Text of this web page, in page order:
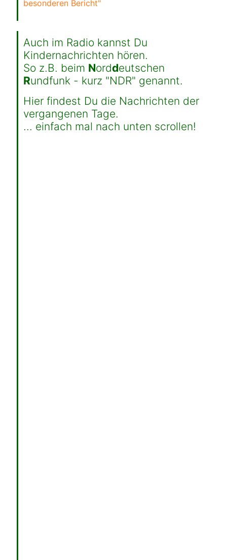
besonderen Bericht"
Auch im Radio kannst Du
Kindernachrichten hören.
So z.B. beim Norddeutschen
Rundfunk - kurz "NDR" genannt.
Hier findest Du die Nachrichten der
vergangenen Tage.
... einfach mal nach unten scrollen!